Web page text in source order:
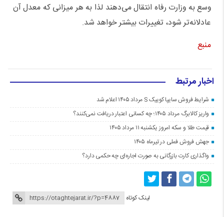
وسع به وزارت رفاه انتقال می‌دهند لذا به هر میزانی که معدل آن
عادلانه‌تر شود، تغییرات بیشتر خواهد شد.
منبع
اخبار مرتبط
شرایط فروش سایپا کوییک S مرداد ۱۴۰۵ اعلام شد
واریز کالابرگ مرداد ۱۴۰۵؛ چه کسانی اعتبار دریافت نمی‌کنند؟
قیمت طلا و سکه امروز یکشنبه ۱۱ مرداد ۱۴۰۵
جهش فروش فملی در تیرماه ۱۴۰۵
واگذاری کارت بازرگانی به صورت اجاره‌ای چه حکمی دارد؟
لینک کوتاه